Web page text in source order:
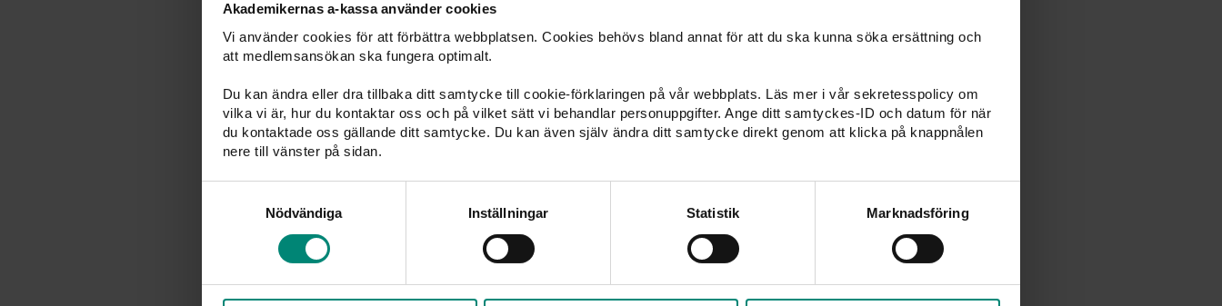
Akademikernas a-kassa använder cookies
Vi använder cookies för att förbättra webbplatsen. Cookies behövs bland annat för att du ska kunna söka ersättning och
att medlemsansökan ska fungera optimalt.
Du kan ändra eller dra tillbaka ditt samtycke till cookie-förklaringen på vår webbplats. Läs mer i vår sekretesspolicy om
vilka vi är, hur du kontaktar oss och på vilket sätt vi behandlar personuppgifter. Ange ditt samtyckes-ID och datum för när
du kontaktade oss gällande ditt samtycke. Du kan även själv ändra ditt samtycke direkt genom att klicka på knappnålen
nere till vänster på sidan.
Nödvändiga
Inställningar Statistik Marknadsföring
har varit medlem i a-kassan (och att man fortfarande är medlem).
80 %: minst 12 månaders sammanhängande medlemskap och medlem under hela ramtiden.
60 %: minst 6 månaders sammanhängande medlemskap och man måste ha haft en inkomst
på minst 11 000 kronor under åtminstone 4 av medlemsmånaderna.
Om man har missat att bli medlem i en a-kassa kan man gå med när man blir arbetslös för att få
ersättning från den a-kassa som man vill vara med i.